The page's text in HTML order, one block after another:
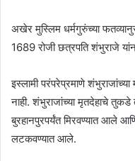
अखेर मुस्लिम धर्मगुरुंच्या
1689 रोजी छत्रपति शंभुराजे
इस्लामी परंपरेप्रमाणे
नाही. शंभुराजांच्या मृतदेहाचे
बुरहानपुरपर्यंत मिरवण्यात आले
लटकवण्यात आले.